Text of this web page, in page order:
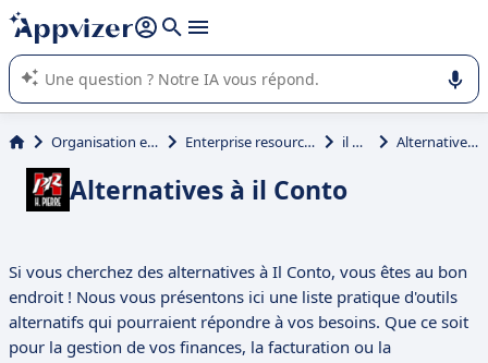
répondre (plusieurs lignes avec
L'IA de Appvizer vous guide dans l'utilisation ou la sélection de
logiciel SaaS en entreprise.
Organisation et planification Enterprise resource planning (ERP) il Conto Alternatives à il Conto
Alternatives à il Conto
Si vous cherchez des alternatives à Il Conto, vous êtes au bon
endroit ! Nous vous présentons ici une liste pratique d'outils
alternatifs qui pourraient répondre à vos besoins. Que ce soit
pour la gestion de vos finances, la facturation ou la